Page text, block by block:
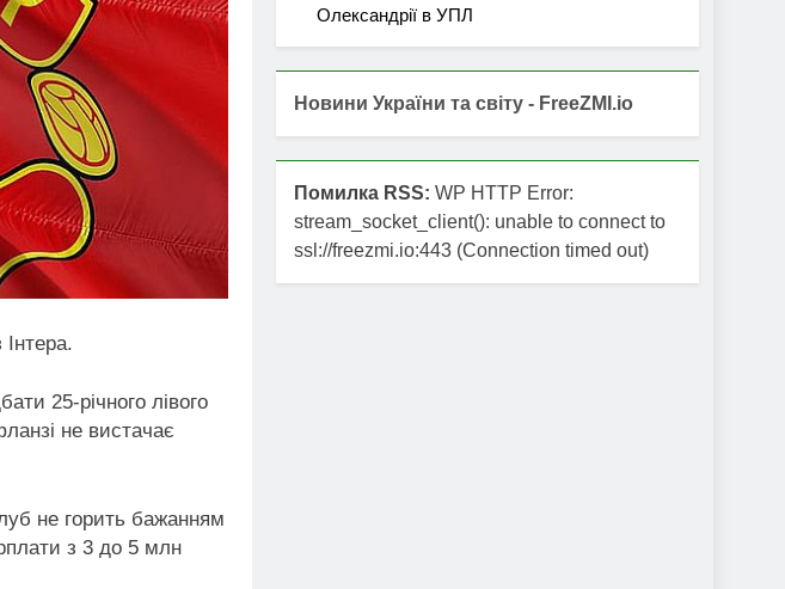
Інтера.
25-річного лівого
не вистачає
не горить бажанням
з 3 до 5 млн
Олександрії в УПЛ
Новини України та світу - FreeZMI.io
Помилка RSS: WP HTTP Error:
stream_socket_client(): unable to connect to
ssl://freezmi.io:443 (Connection timed out)